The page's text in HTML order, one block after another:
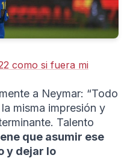
como si fuera mi
a Neymar: “Todo
misma impresión y
Talento
que asumir ese
y dejar lo